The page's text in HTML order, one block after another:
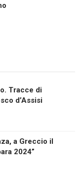
Tracce di
d’Assisi
a Greccio il
2024”